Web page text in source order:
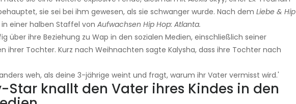
sie sei bei ihm gewesen, als sie schwanger wurde. Nach dem Liebe & Hip
einer halben Staffel von Aufwachsen Hip Hop: Atlanta.
über ihre Beziehung zu Wap in den sozialen Medien, einschließlich seiner
ihrer Tochter. Kurz nach Weihnachten sagte Kalysha, dass ihre Tochter nach
weh, als deine 3-jährige weint und fragt, warum ihr Vater vermisst wird.'
Star knallt den Vater ihres Kindes in den